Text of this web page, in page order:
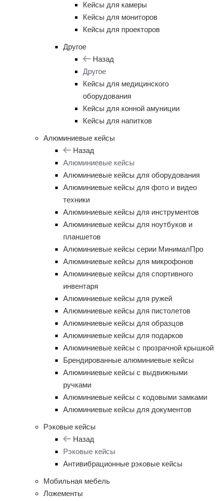
Кейсы для камеры
Кейсы для мониторов
Кейсы для проекторов
Другое
Назад
Другое
Кейсы для медицинского
оборудования
Кейсы для конной амуниции
Кейсы для напитков
Алюминиевые кейсы
Назад
Алюминиевые кейсы
Алюминиевые кейсы для оборудования
Алюминиевые кейсы для фото и видео
техники
Алюминиевые кейсы для инструментов
Алюминиевые кейсы для ноутбуков и
планшетов
Алюминиевые кейсы серии МинималПро
Алюминиевые кейсы для микрофонов
Алюминиевые кейсы для спортивного
инвентаря
Алюминиевые кейсы для ружей
Алюминиевые кейсы для пистолетов
Алюминиевые кейсы для образцов
Алюминиевые кейсы для подарков
Алюминиевые кейсы с прозрачной крышкой
Брендированные алюминиевые кейсы
Алюминиевые кейсы с выдвижными
ручками
Алюминиевые кейсы с кодовыми замками
Алюминиевые кейсы для документов
Рэковые кейсы
Назад
Рэковые кейсы
Антивибрационные рэковые кейсы
Мобильная мебель
Ложементы